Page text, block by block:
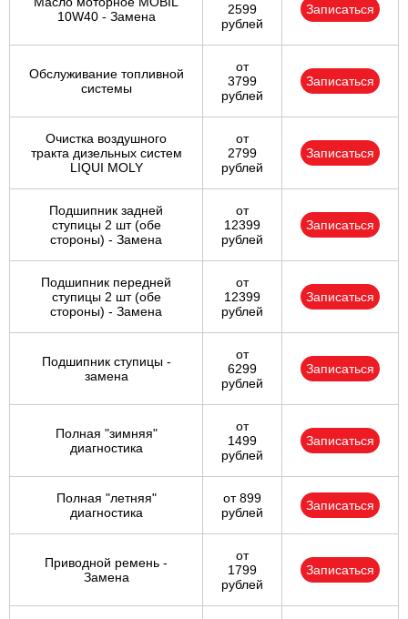
10W40 - Замена
2599
рублей
Записаться
Обслуживание топливной
системы
от
3799
рублей
Записаться
Очистка воздушного
тракта дизельных систем
LIQUI MOLY
от
2799
рублей
Записаться
Подшипник задней
ступицы 2 шт (обе
стороны) - Замена
от
12399
рублей
Записаться
Подшипник передней
ступицы 2 шт (обе
стороны) - Замена
от
12399
рублей
Записаться
Подшипник ступицы -
замена
от
6299
рублей
Записаться
Полная "зимняя"
диагностика
от
1499
рублей
Записаться
Полная "летняя"
диагностика
от 899
рублей
Записаться
Приводной ремень -
Замена
от
1799
рублей
Записаться